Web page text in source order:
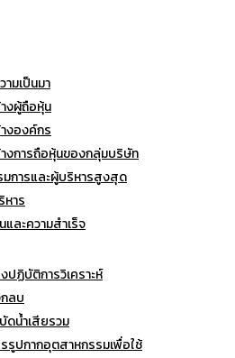
ามเป็นมา
งผู้ถือหุ้น
งองค์กร
งการถือหุ้นของกลุ่มบริษัท
การและผู้บริหารสูงสุด
าร
และความสำเร็จ
ปฏิบัติการวิเคราะห์
ลบ
ดน้ำเสียรวม
รูปกากอุตสาหกรรมเพื่อใช้